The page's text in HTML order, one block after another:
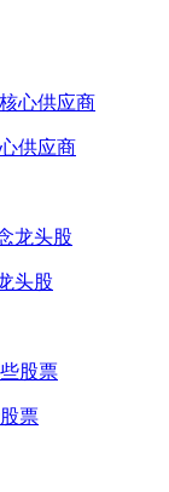
供应商
头股
票